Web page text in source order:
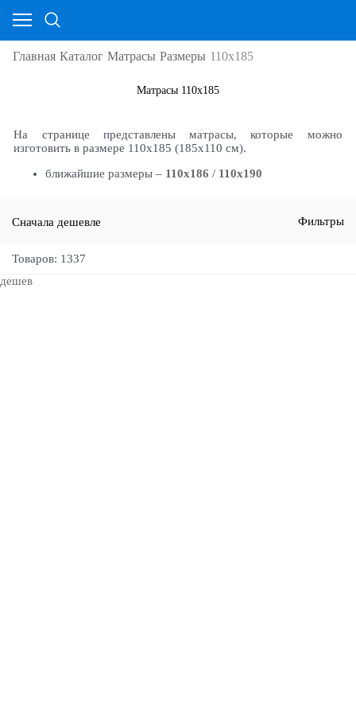
Главная Каталог Матрасы Размеры 110х185
Матрасы 110х185
На странице представлены матрасы, которые можно
изготовить в размере 110х185 (185х110 см).
ближайшие размеры – 110х186 / 110х190
Сначала дешевле Фильтры
Товаров: 1337
дешев